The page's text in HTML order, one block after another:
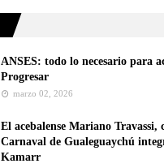
ANSES: todo lo necesario para
Progresar
marzo 02, 2026
El acebalense Mariano Travassi,
Carnaval de Gualeguaychú
Kamarr